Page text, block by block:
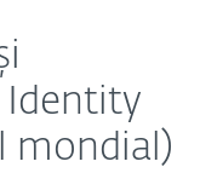
Identity
mondial)